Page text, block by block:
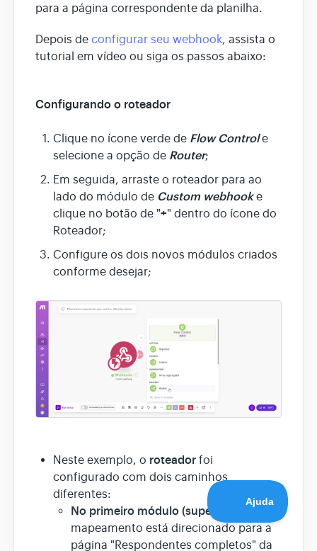
para a página correspondente da planilha.
Depois de configurar seu webhook, assista o
tutorial em vídeo ou siga os passos abaixo:
Configurando o roteador
Clique no ícone verde de Flow Controle
selecione a opção de Router;
Em seguida, arraste o roteador para ao
lado do módulo de Custom webhooke
clique no botão de "+" dentro do ícone do
Roteador;
Configure os dois novos módulos criados
conforme desejar;
Neste exemplo, o roteador foi
configurado com dois caminhos
diferentes:
No primeiro módulo (superior)
mapeamento está direcionado para a
página "Respondentes completos" da